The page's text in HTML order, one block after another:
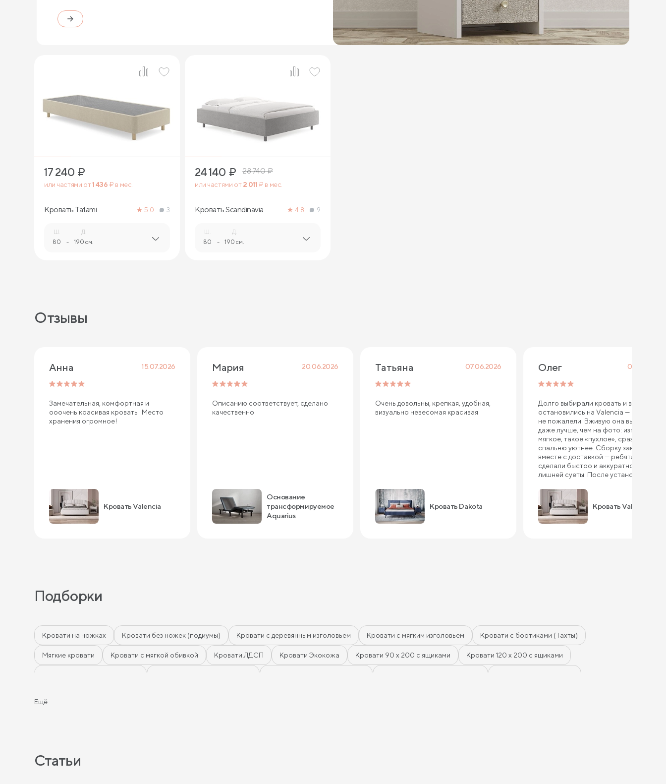
1
17 240 ₽
или частями от1 436 ₽ в мес.
Кровать Tatami 5.0 3
Ш.
80 -
Д.
190 см.
3
24 140 ₽ 28 740₽
или частями от2 011 ₽ в мес.
Кровать Scandinavia 4.8 9
Ш.
80 -
Д.
190 см.
Отзывы
Анна 15.07.2026
Замечательная, комфортная и
ооочень красивая кровать! Место
хранения огромное!
Кровать Valencia
Мария 20.06.2026
Описанию соответствует, сделано
качественно
Основание
трансформируемое
Aquarius
Татьяна 07.06.2026
Очень довольны, крепкая, удобная,
визуально невесомая красивая
Кровать Dakota
Олег 06.05.2026
Долго выбирали кровать и в итоге
остановились на Valencia — ни разу
не пожалели. Вживую она выглядит
даже лучше, чем на фото: изголовье
мягкое, такое «пухлое», сразу делает
спальню уютнее. Сборку заказывали
вместе с доставкой — ребята всё
сделали быстро и аккуратно, без
лишней суеты. После установки
шатается и не скрипит. Ткань
приятная на ощупь, выглядит
качественно, не создаёт ощущения
«дешёвки». Очень порадовал
массивным. В остальном всё супер,
кровать своих денег точно стоит.
Если ищете что-то современное и
уютное — хороший вариант
Кровать Valencia
Подборки
Кровати на ножках Кровати без ножек (подиумы) Кровати с деревянным изголовьем Кровати с мягким изголовьем Кровати с бортиками (Тахты)
Мягкие кровати Кровати с мягкой обивкой Кровати ЛДСП Кровати Экокожа Кровати 90 х 200 с ящиками Кровати 120 х 200 с ящиками
Кровати белого цвета
Ещё
Статьи